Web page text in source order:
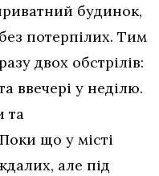
будинок,
потерпілих. Тим
двох обстрілів:
ввечері у неділю.
та
що у місті
але під